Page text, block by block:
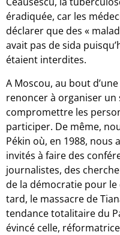
éradiquée, car les
déclarer que des «
avait pas de sida
étaient interdites.
A Moscou, au bout
renoncer à organiser
compromettre les
participer. De même,
Pékin où, en 1988,
invités à faire des
journalistes, des
de la démocratie pour
tard, le massacre de
tendance totalitaire du
évincé celle,